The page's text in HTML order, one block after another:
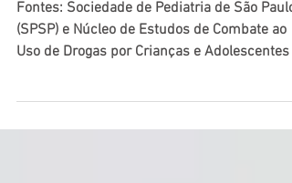
combate à dependência
SPSP.